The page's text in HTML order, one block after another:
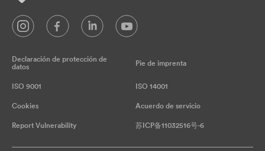
Declaración de protección de
datos
Pie de imprenta
ISO 9001 ISO 14001
Cookies Acuerdo de servicio
Report Vulnerability 苏ICP备11032516号-6